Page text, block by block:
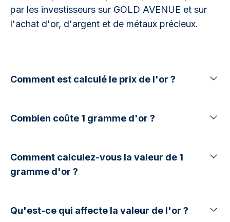
par les investisseurs sur GOLD AVENUE et sur
l'achat d'or, d'argent et de métaux précieux.
Comment est calculé le prix de l'or ?
Combien coûte 1 gramme d'or ?
Comment calculez-vous la valeur de 1
gramme d'or ?
Qu'est-ce qui affecte la valeur de l'or ?